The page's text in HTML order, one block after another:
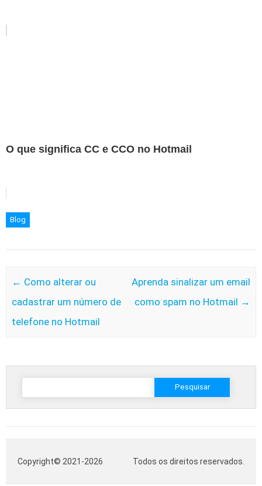
O que significa CC e CCO no Hotmail
Blog
Post navigation
← Como alterar ou
cadastrar um número de
telefone no Hotmail
Aprenda sinalizar um email
como spam no Hotmail →
Pesquisar
Copyright© 2021-2026 Todos os direitos reservados.